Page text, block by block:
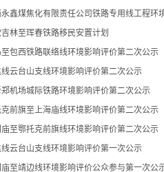
鑫煤焦化有限责任公司铁路专用线工程环
林至珲春铁路移民安置计划
包西铁路联络线环境影响评价第二次公示
云台山支线环境影响评价第二次公示
机场城际铁路环境影响评价第二次公示
前旗至上海庙线环境影响评价第二次公示
至鄂托克前旗线环境影响评价第二次公示
云台山支线环境影响评价第一次公示
至靖边线环境影响评价公众参与第一次公